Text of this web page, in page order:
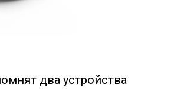
два устройства